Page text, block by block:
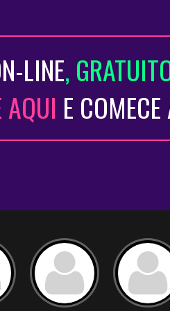
LINE,
AQUI E